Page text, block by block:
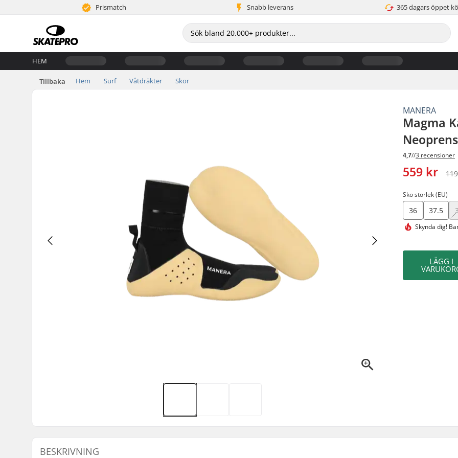
Prismatch Snabb leverans 365 dagars öppet
HEM
Tillbaka Hem Surf Våtdräkter Skor
MANERA
Magma
4,7//3 recensioner
559 kr
Sko storlek (EU)
36 37.5
Skynda dig!
LÄGG I
BESKRIVNING